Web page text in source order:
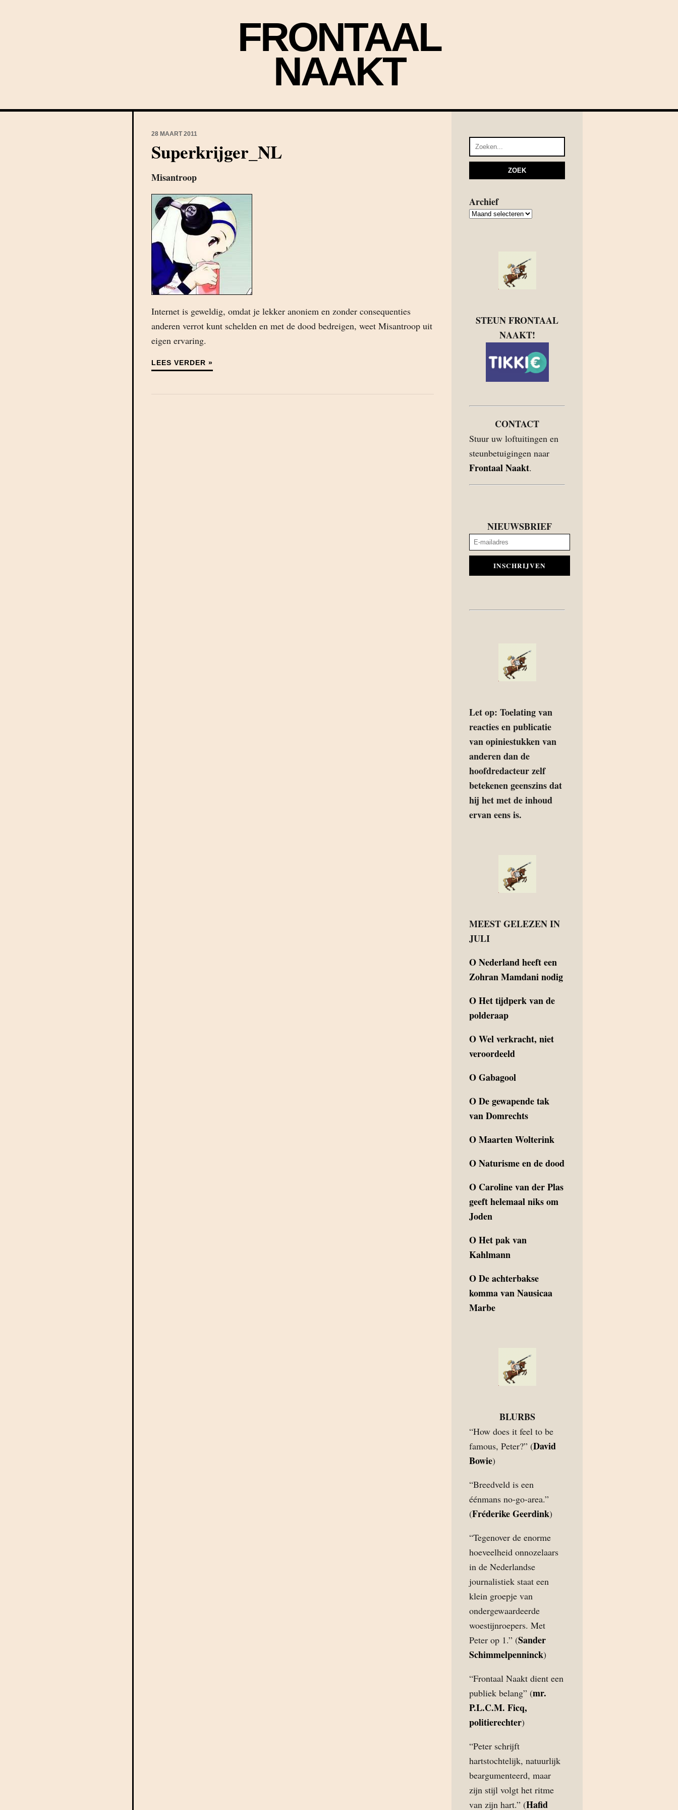
FRONTAAL
NAAKT
28 MAART 2011
Superkrijger_NL
Misantroop
Internet is geweldig, omdat je lekker anoniem en zonder consequenties
anderen verrot kunt schelden en met de dood bedreigen, weet Misantroop uit
eigen ervaring.
LEES VERDER »
Archief
Archief
STEUN FRONTAAL
NAAKT!
CONTACT
Stuur uw loftuitingen en
steunbetuigingen naar
Frontaal Naakt.
NIEUWSBRIEF
INSCHRIJVEN
Let op: Toelating van
reacties en publicatie
van opiniestukken van
anderen dan de
hoofdredacteur zelf
betekenen geenszins dat
hij het met de inhoud
ervan eens is.
MEEST GELEZEN IN
JULI
ONederland heeft een
Zohran Mamdani nodig
OHet tijdperk van de
polderaap
OWel verkracht, niet
veroordeeld
OGabagool
ODe gewapende tak
van Domrechts
OMaarten Wolterink
ONaturisme en de dood
O Caroline van der Plas
geeft helemaal niks om
Joden
OHet pak van
Kahlmann
ODe achterbakse
komma van Nausicaa
Marbe
BLURBS
“How does it feel to be
famous, Peter?” (David
Bowie)
“Breedveld is een
éénmans no-go-area.”
(Fréderike Geerdink)
“Tegenover de enorme
hoeveelheid onnozelaars
in de Nederlandse
journalistiek staat een
klein groepje van
ondergewaardeerde
woestijnroepers. Met
Peter op 1.” (Sander
Schimmelpenninck)
“Frontaal Naakt dient een
publiek belang” (mr.
P.L.C.M. Ficq,
politierechter)
“Peter schrijft
hartstochtelijk, natuurlijk
beargumenteerd, maar
zijn stijl volgt het ritme
van zijn hart.” (Hafid